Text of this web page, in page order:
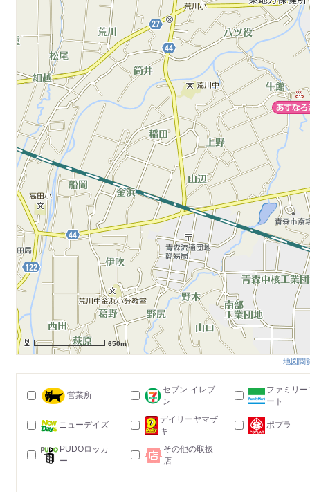
650m
地図閲
営業所
セブン-イレブ
ン
ファミリー
ート
ニューデイズ
デイリーヤマザ
キ
ポプラ
PUDOロッカ
ー
その他の取扱
店